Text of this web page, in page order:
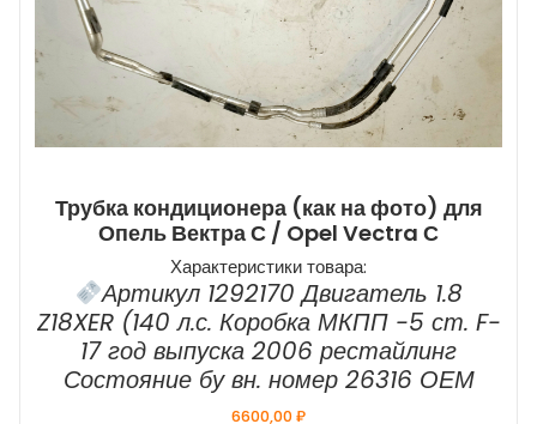
Трубка кондиционера (как на фото) для
Опель Вектра С / Opel Vectra С
Характеристики товара:
Артикул 1292170 Двигатель 1.8
Z18XER (140 л.с. Коробка МКПП -5 ст. F-
17 год выпуска 2006 рестайлинг
Состояние бу вн. номер 26316 ОЕМ
6600,00₽